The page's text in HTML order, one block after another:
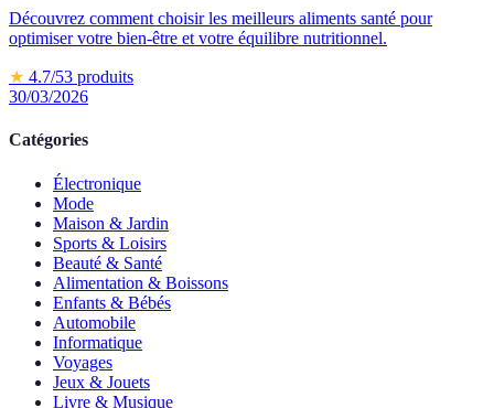
Découvrez comment choisir les meilleurs aliments santé pour
optimiser votre bien-être et votre équilibre nutritionnel.
★ 4.7/53 produits
30/03/2026
Catégories
Électronique
Mode
Maison & Jardin
Sports & Loisirs
Beauté & Santé
Alimentation & Boissons
Enfants & Bébés
Automobile
Informatique
Voyages
Jeux & Jouets
Livre & Musique